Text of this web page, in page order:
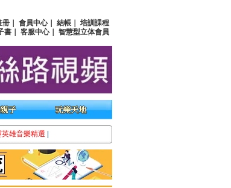
冊 會員中心｜ 結帳
培訓課程
書 客服中心｜ 智慧型立体會員
英雄音樂精選